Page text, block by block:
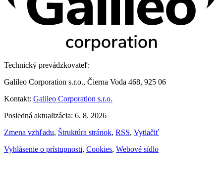
Technický prevádzkovateľ:
Galileo Corporation s.r.o., Čierna Voda 468, 925 06
Kontakt: Galileo Corporation s.r.o.
Posledná aktualizácia: 6. 8. 2026
Zmena vzhľadu, Štruktúra stránok, RSS, Vytlačiť
Vyhlásenie o prístupnosti, Cookies, Webové sídlo